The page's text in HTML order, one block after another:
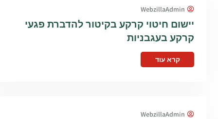
WebzillaAdmin
יישום חיטוי קרקע בקיטור להדברת פגעי
קרקע בעגבניות
קרא עוד
WebzillaAdmin